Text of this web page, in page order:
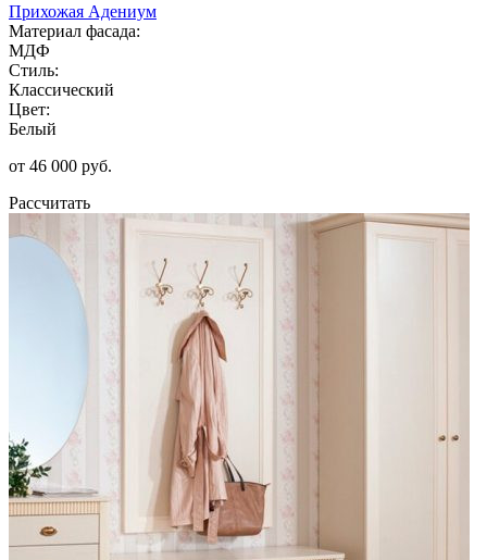
Прихожая Адениум
Материал фасада:
МДФ
Стиль:
Классический
Цвет:
Белый
от 46 000 руб.
Рассчитать